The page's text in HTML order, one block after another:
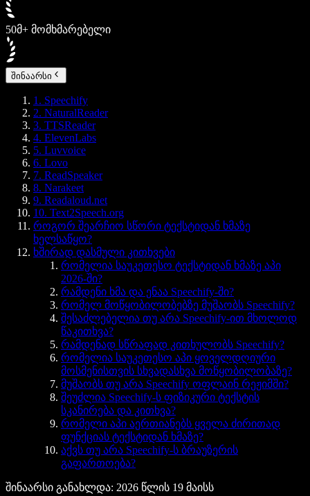
50მ+ მომხმარებელი
შინაარსი
1. Speechify
2. NaturalReader
3. TTSReader
4. ElevenLabs
5. Luvvoice
6. Lovo
7. ReadSpeaker
8. Narakeet
9. Readaloud.net
10. Text2Speech.org
როგორ შეარჩიო სწორი ტექსტიდან ხმაზე
ხელსაწყო?
ხშირად დასმული კითხვები
რომელია საუკეთესო ტექსტიდან ხმაზე აპი
2026-ში?
რამდენი ხმა და ენაა Speechify-ში?
რომელ მოწყობილობებზე მუშაობს Speechify?
შესაძლებელია თუ არა Speechify-ით მხოლოდ
წაკითხვა?
რამდენად სწრაფად კითხულობს Speechify?
რომელია საუკეთესო აპი ყოველდღიური
მოსმენისთვის სხვადასხვა მოწყობილობაზე?
მუშაობს თუ არა Speechify ოფლაინ რეჟიმში?
შეუძლია Speechify-ს ფიზიკური ტექსტის
სკანირება და კითხვა?
რომელი აპი აერთიანებს ყველა ძირითად
ფუნქციას ტექსტიდან ხმაზე?
აქვს თუ არა Speechify-ს ბრაუზერის
გაფართოება?
შინაარსი განახლდა: 2026 წლის 19 მაისს